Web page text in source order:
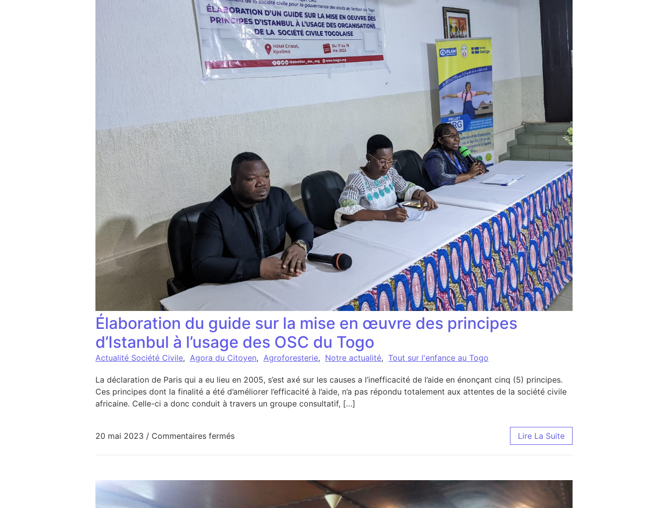
Élaboration du guide sur la mise en œuvre des principes
d’Istanbul à l’usage des OSC du Togo
Actualité Société Civile, Agora du Citoyen, Agroforesterie, Notre actualité, Tout sur l'enfance au Togo
La déclaration de Paris qui a eu lieu en 2005, s’est axé sur les causes a l’inefficacité de l’aide en énonçant cinq (5) principes.
Ces principes dont la finalité a été d’améliorer l’efficacité à l’aide, n’a pas répondu totalement aux attentes de la société civile
africaine. Celle-ci a donc conduit à travers un groupe consultatif, […]
20 mai 2023 / Commentaires ferméssur Élaboration du guide sur la mise en œuvre des principes d’Istanbul à l’usage des OSC du Togo
Lire La Suite